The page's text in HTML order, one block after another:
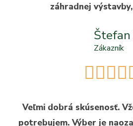
záhradnej
Štefan
Zákazník

Veľmi dobrá skúsenosť.
potrebujem. Výber je